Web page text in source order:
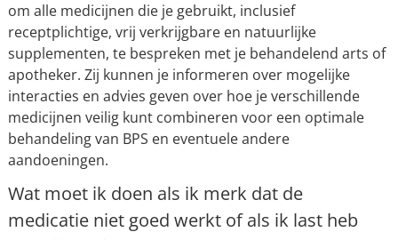
om alle medicijnen die je gebruikt, inclusief
receptplichtige, vrij verkrijgbare en natuurlijke
supplementen, te bespreken met je behandelend arts of
apotheker. Zij kunnen je informeren over mogelijke
interacties en advies geven over hoe je verschillende
medicijnen veilig kunt combineren voor een optimale
behandeling van BPS en eventuele andere
aandoeningen.
Wat moet ik doen als ik merk dat de
medicatie niet goed werkt of als ik last heb